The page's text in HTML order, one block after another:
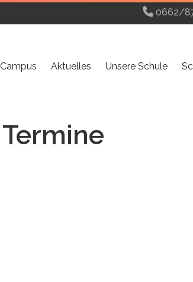
0662/
Campus Aktuelles Unsere Schule
Termine